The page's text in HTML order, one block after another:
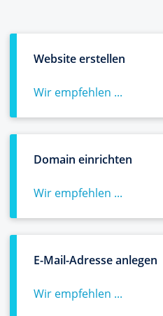
Website erstellen
Wir empfehlen ...
Domain einrichten
Wir empfehlen ...
E-Mail-Adresse anlegen
Wir empfehlen ...